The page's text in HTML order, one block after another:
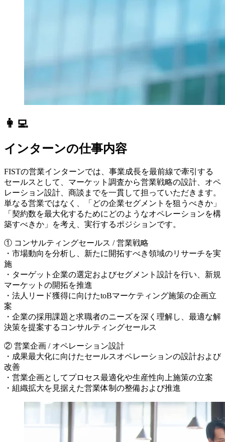
👩‍💻
インターンの仕事内容
FISTの営業インターンでは、事業成長を最前線で牽引する
セールスとして、マーケット調査から営業戦略の設計、オペ
レーション設計、商談までを一貫して担っていただきます。
単なる営業ではなく、「どの企業セグメントを狙うべきか」
「契約数を最大化するためにどのようなオペレーションを構
築すべきか」を考え、実行するポジションです。
① コンサルティングセールス / 営業戦略
・市場動向を分析し、新たに開拓すべき領域のリサーチを実
施
・ターゲット企業の選定およびセグメント設計を行い、新規
マーケットの開拓を推進
・法人リード獲得に向けたtoBマーケティング施策の企画立
案
・企業の採用課題と求職者のニーズを深く理解し、最適な解
決策を提案するコンサルティングセールス
② 営業企画 / オペレーション設計
・成果最大化に向けたセールスオペレーションの設計および
改善
・営業企画としてプロセス最適化や生産性向上施策の立案
・組織拡大を見据えた営業体制の整備および推進